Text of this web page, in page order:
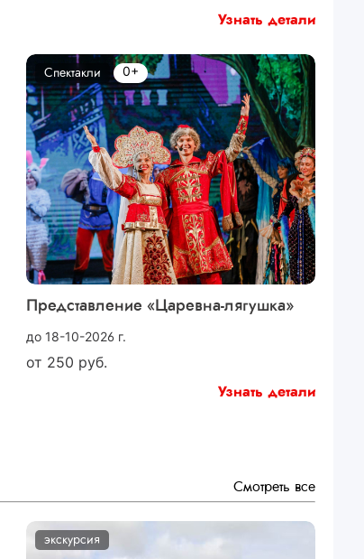
Узнать детали
Представление «Царевна-лягушка»
до 18-10-2026 г.
от 250 руб.
Спектакли 0+
Узнать детали
Смотреть все
экскурсия